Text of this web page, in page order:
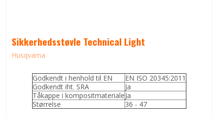
Sikkerhedsstøvle Technical Light
Husqvarna
Godkendt i henhold til EN
EN ISO 20345:2011
Godkendt iht. SRA
Ja
Tåkappe i kompositmaterialeJa
Størrelse
36 - 47